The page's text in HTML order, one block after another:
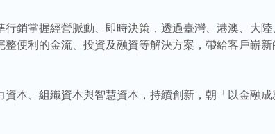
銷掌握經營脈動、即時決策，透過臺灣、港澳、大
便利的金流、投資及融資等解決方案，帶給客戶嶄
本、組織資本與智慧資本，持續創新，朝「以金融